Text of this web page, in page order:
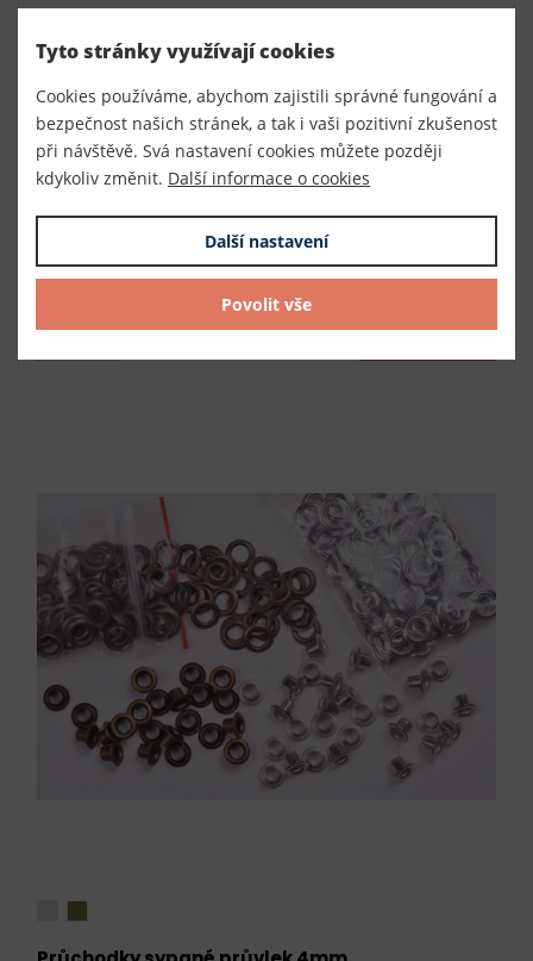
Průchodky LORD průvlek 12 mm karta 10 ks
Číslo
Výrobce Český výrobce
66,00 Kč s DPH / karta
1 karta (66,00 Kč s DPH / bal.)
Tyto stránky využívají cookies
Cookies používáme, abychom zajistili správné fungování a
bezpečnost našich stránek, a tak i vaši pozitivní zkušenost
při návštěvě. Svá nastavení cookies můžete později
kdykoliv změnit. Další informace o cookies
Další nastavení
Povolit vše